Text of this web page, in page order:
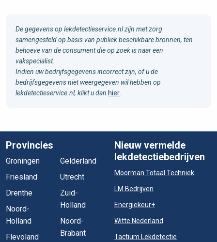
De gegevens op lekdetectieservice.nl zijn met zorg
samengesteld op basis van publiek beschikbare bronnen, ten
behoeve van de consument die op zoek is naar een
vakspecialist.
Indien uw bedrijfsgegevens incorrect zijn, of u de
bedrijfsgegevens niet weergegeven wil hebben op
lekdetectieservice.nl, klikt u dan hier
Provincies
Groningen
Friesland
Drenthe
Noord-
Holland
Flevoland
Gelderland
Utrecht
Zuid-
Holland
Noord-
Brabant
Nieuw vermelde
lekdetectiebedrijven
Moorman Totaal Techniek
LM Bedrijven
Energiekeur+
Witte Nederland
Tactium Lekdetectie